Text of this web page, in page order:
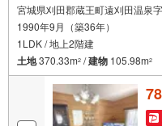
宮城県刈田郡蔵王町遠刈田温泉
1990年9月（築36年）
1LDK / 地上2階建
土地370.33m2 /建物 105.98m2